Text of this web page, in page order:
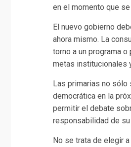
en el momento que
El nuevo gobierno
ahora mismo. La
torno a un programa
metas institucionales
Las primarias no sólo
democrática en la
permitir el debate
responsabilidad de su
No se trata de elegir